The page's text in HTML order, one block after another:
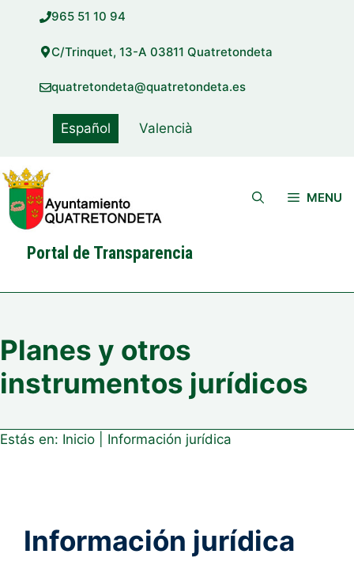
contenido
965 51 10 94
C/Trinquet, 13-A 03811 Quatretondeta
quatretondeta@quatretondeta.es
Español Valencià
MENU
Portal de Transparencia
Planes y otros
instrumentos jurídicos
Estás en: Inicio Información jurídica
Información jurídica